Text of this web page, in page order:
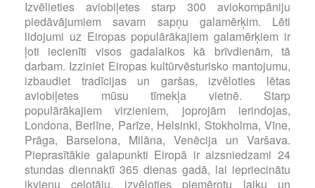
Izvēlieties aviobiļetes starp 300 aviokompāniju
piedāvājumiem savam sapņu galamērķim. Lēti
lidojumi uz Eiropas populārākajiem galamērķiem ir
ļoti iecienīti visos gadalaikos kā brīvdienām, tā
darbam. Izziniet Eiropas kultūrvēsturisko mantojumu,
izbaudiet tradīcijas un garšas, izvēloties lētas
aviobiļetes mūsu tīmekļa vietnē. Starp
populārākajiem virzieniem, joprojām ierindojas,
Londona, Berlīne, Parīze, Helsinki, Stokholma, Vīne,
Prāga, Barselona, Milāna, Venēcija un Varšava.
Pieprasītākie galapunkti Eiropā ir aizsniedzami 24
stundas diennaktī 365 dienas gadā, lai iepriecinātu
ikvienu ceļotāju, izvēloties piemērotu laiku un